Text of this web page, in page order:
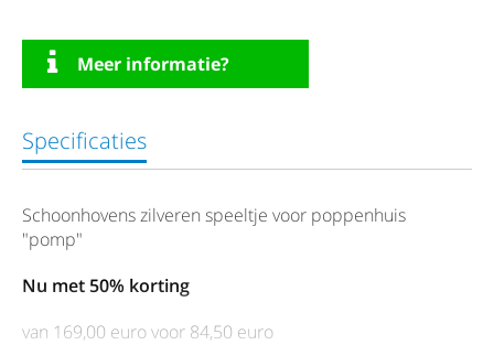
Meer informatie?
Specificaties
Schoonhovens zilveren speeltje voor poppenhuis
"pomp"
Nu met 50% korting
van 169,00 euro voor 84,50 euro